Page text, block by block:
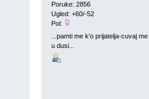
Poruke: 2856
Ugled: +60/-52
Pol:
...pamti me k'o prijatelja-cuvaj me
u dusi...